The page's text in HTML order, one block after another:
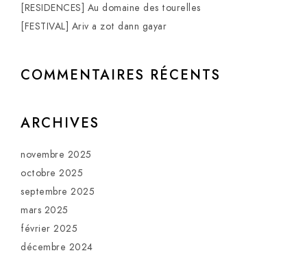
[RESIDENCES] Au domaine des tourelles
[FESTIVAL] Ariv a zot dann gayar
COMMENTAIRES RÉCENTS
ARCHIVES
novembre 2025
octobre 2025
septembre 2025
mars 2025
février 2025
décembre 2024